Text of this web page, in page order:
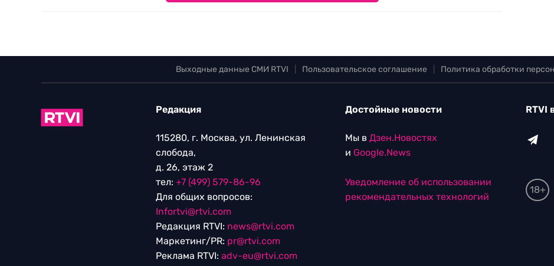
Выходные данные СМИ RTVI Пользовательское соглашение Политика обработки
Редакция
115280, г. Москва, ул. Ленинская
слобода,
д. 26, этаж 2
тел: +7 (499) 579-86-96
Для общих вопросов:
Infortvi@rtvi.com
Редакция RTVI: news@rtvi.com
Маркетинг/PR: pr@rtvi.com
Реклама RTVI: adv-eu@rtvi.com
Достойные новости
Мы в Дзен.Новостях
и Google.News
Уведомление об использовании
рекомендательных технологий
RTVI
18+